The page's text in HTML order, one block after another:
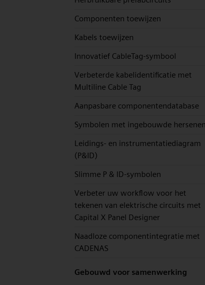
Componenten toewijzen
Kabels toewijzen
Innovatief CableTag-symbool
Verbeterde kabelidentificatie met
Multiline Cable Tag
Aanpasbare componentendatabase
Symbolen met ingebouwde hersenen
Leidings- en instrumentatiediagram
(P&ID)
Slimme P & ID-symbolen
Verbeter uw workflow voor het
tekenen van elektrische circuits met
Capital X Panel Designer
Naadloze componentintegratie met
CADENAS
Gebouwd voor samenwerking